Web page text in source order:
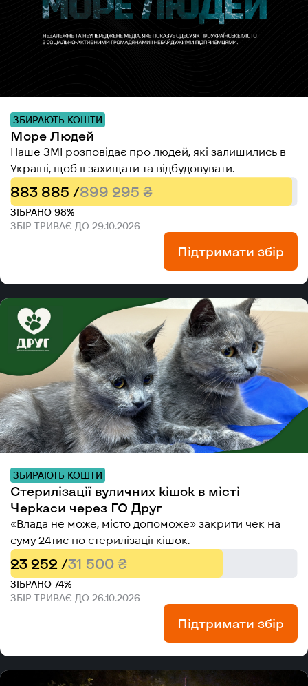
ЗБИРАЮТЬ КОШТИ
Море Людей
Наше ЗМІ розповідає про людей, які залишились в
Україні, щоб її захищати та відбудовувати.
883 885 /899 295 ₴
ЗІБРАНО 98%
ЗБІР ТРИВАЄ ДО 29.10.2026
Підтримати збір
ЗБИРАЮТЬ КОШТИ
Стерилізації вуличних кішок в місті
Черкаси через ГО Друг
«Влада не може, місто допоможе» закрити чек на
суму 24тис по стерилізації кішок.
23 252 /31 500 ₴
ЗІБРАНО 74%
ЗБІР ТРИВАЄ ДО 26.10.2026
Підтримати збір